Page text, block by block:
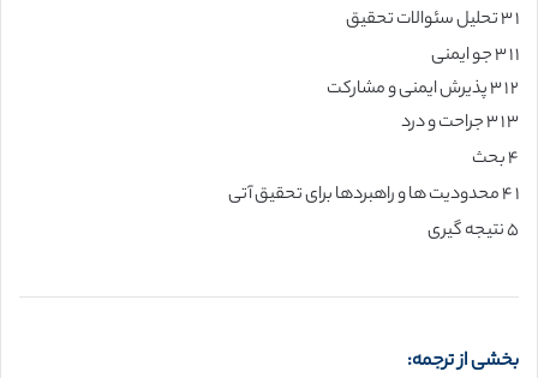
۱ ۳ تحلیل سئوالات تحقیق
۱ ۱ ۳ جو ایمنی
۲ ۱ ۳ پذیرش ایمنی و مشارکت
۳ ۱ ۳ جراحت و درد
۴ بحث
۱ ۴ محدودیت ها و راهبردها برای تحقیق آتی
۵ نتیجه گیری
بخشی از ترجمه: